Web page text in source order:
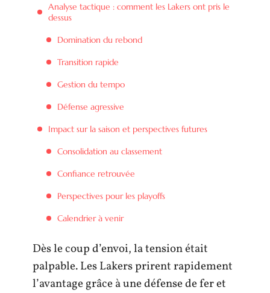
Analyse tactique : comment les Lakers ont pris le
dessus
Domination du rebond
Transition rapide
Gestion du tempo
Défense agressive
Impact sur la saison et perspectives futures
Consolidation au classement
Confiance retrouvée
Perspectives pour les playoffs
Calendrier à venir
Dès le coup d’envoi, la tension était
palpable. Les Lakers prirent rapidement
l’avantage grâce à une défense de fer et